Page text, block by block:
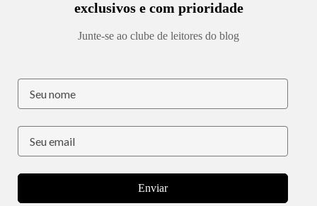
exclusivos e com prioridade
Junte-se ao clube de leitores do blog
Enviar